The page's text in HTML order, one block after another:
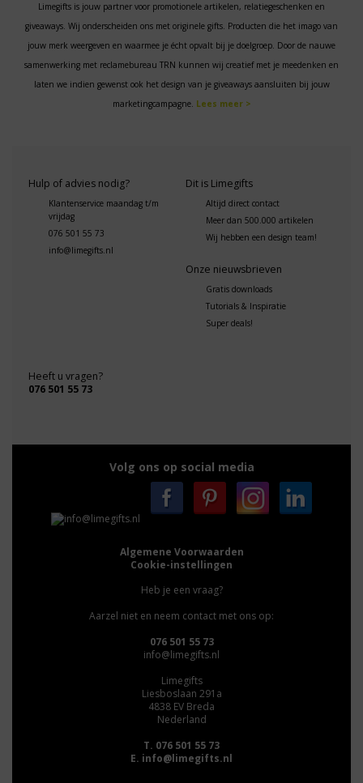
Limegifts is jouw partner voor promotionele artikelen, relatiegeschenken en
giveaways. Wij onderscheiden ons met originele gifts. Producten die het imago van
jouw merk weergeven en waarmee je écht opvalt bij je doelgroep. Door de nauwe
samenwerking met reclamebureau TRN kunnen wij creatief met je meedenken en
laten we indien gewenst ook het design van je giveaways aansluiten bij jouw
marketingcampagne. Lees meer >
Hulp of advies nodig?
Klantenservice maandag t/m
vrijdag
076 501 55 73
info@limegifts.nl
Dit is Limegifts
Altijd direct contact
Meer dan 500.000 artikelen
Wij hebben een design team!
Onze nieuwsbrieven
Gratis downloads
Tutorials & Inspiratie
Super deals!
Heeft u vragen?
076 501 55 73
Volg ons op social media
Algemene Voorwaarden
Cookie-instellingen
Heb je een vraag?
Aarzel niet en neem contact met ons op:
076 501 55 73
info@limegifts.nl
Limegifts
Liesboslaan 291a
4838 EV Breda
Nederland
T. 076 501 55 73
E. info@limegifts.nl